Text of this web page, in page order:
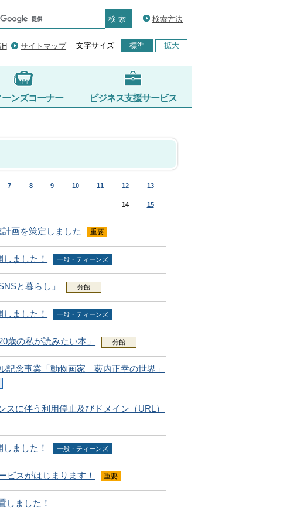
検索方法
サイトマップ 文字サイズ 標準 拡大
ーンズコーナー ビジネス支援サービス
7 8 9 10 11 12 13
14 15
画を策定しました 重要
ました！ 一般・ティーンズ
と暮らし」 分館
ました！ 一般・ティーンズ
歳の私が読みたい本」 分館
記念事業「動物画家 薮内正幸の世界」
スに伴う利用停止及びドメイン（URL）
ました！ 一般・ティーンズ
スがはじまります！ 重要
しました！